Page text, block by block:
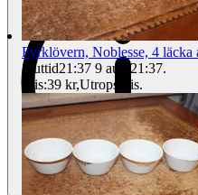
Fyrklövern, Noblesse, 4 läcka
Sluttid21:37 9 aug 21:37.
Pris:39 kr,Utropspris.